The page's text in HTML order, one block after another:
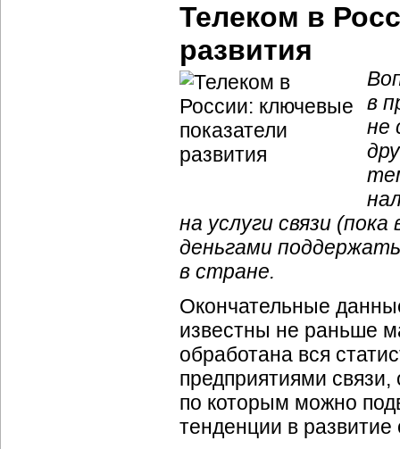
Телеком в
развития
в
не
на услуги связи
деньгами
в стране.
Окончательные
известны не раньше
обработана вся
предприятиями
по которым можно
тенденции в развитие